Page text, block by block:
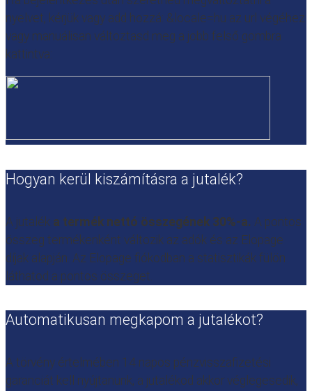
nyelvet, kérjük vagy add hozzá: &locale=hu az url végéhez
vagy manuálisan változtasd meg a jobb felső gombra
kattintva:
Hogyan kerül kiszámításra a jutalék?
A jutalék a termék nettó összegének 30%-a. A pontos
összeg termékenként változik az adók és az Elopage
díjak alapján. Az Elopage fiókodban a statisztikák fülön
láthatod a pontos összeget.
Automatikusan megkapom a jutalékot?
A törvény értelmében 14 napos pénzvisszafizetési
garanciát kell nyújtanunk, a jutalékod akkor véglegesedik,